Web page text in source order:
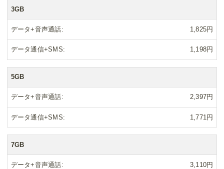
3GB
データ+音声通話 1,825円
データ通信+SMS 1,198円
5GB
データ+音声通話 2,397円
データ通信+SMS 1,771円
7GB
データ+音声通話 3,110円